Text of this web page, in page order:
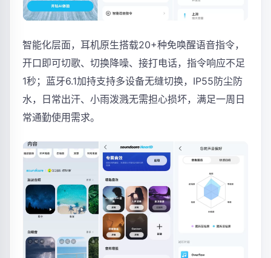
智能化层面，耳机原生搭载20+种免唤醒语音指令，
开口即可切歌、切换降噪、接打电话，指令响应不足
1秒；蓝牙6.1加持支持多设备无缝切换，IP55防尘防
水，日常出汗、小雨泼溅无需担心损坏，满足一周日
常通勤使用需求。